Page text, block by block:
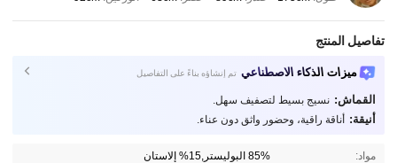
تفاصيل المنتج
ميزات الذكاء الاصطناعي تم إنشاؤه بناءً على التفاصيل
القماش: نسيج بسيط لتصفيف سهل.
أنيقة: أناقة راقية، وحضور واثق دون عناء.
مواد: 85% البوليستر,15% إلاستان